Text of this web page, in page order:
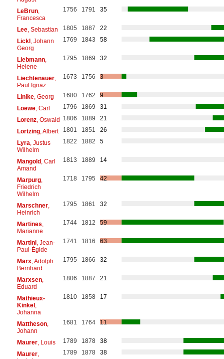
LeBrun,
Francesca
1756 1791 35
Lee, Sebastian 1805 1887
22
Lickl, Johann
Georg
1769 1843 58
Liebmann,
Helene
1795 1869 32
Liechtenauer,
Paul Ignaz
1673 1756 3
Linike, Georg 1680 1762
9
Loewe, Carl 1796 1869
31
Lorenz, Oswald 1806 1889
21
Lortzing, Albert 1801 1851
26
Lyra , Justus
Wilhelm
1822 1882 5
Mangold, Carl
Amand
1813 1889 14
Marpurg,
Friedrich
Wilhelm
1718 1795 42
Marschner,
Heinrich
1795 1861 32
Martines
Marianne
1744 1812 59
Martini, Jean-
Paul-Égide
1741 1816 63
Marx, Adolph
Bernhard
1795 1866 32
Marxsen,
Eduard
1806 1887 21
Mathieux-
Kinkel,
Johanna
1810 1858 17
Mattheson,
Johann
1681 1764 11
Maurer, Louis 1789 1878
38
Maurer,
1789 1878 38